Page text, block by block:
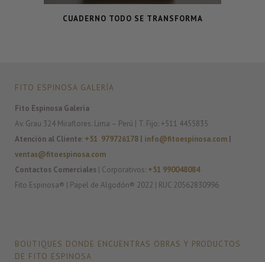
CUADERNO TODO SE TRANSFORMA
FITO ESPINOSA GALERÍA
Fito Espinosa Galería
Av. Grau 324 Miraflores. Lima – Perú | T. Fijo: +511 4455835
Atención al Cliente: +51 979726178 | info@fitoespinosa.com |
ventas@fitoespinosa.com
Contactos Comerciales | Corporativos: +51 990048084
Fito Espinosa® | Papel de Algodón® 2022 | RUC 20562830996
BOUTIQUES DONDE ENCUENTRAS OBRAS Y PRODUCTOS
DE FITO ESPINOSA